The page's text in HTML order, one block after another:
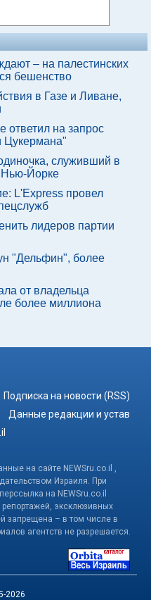
– на палестинских
бешенство
в Газе и Ливане,
ответил на запрос
Цукермана"
служивший в
Нью-Йорке
L'Express провел
лидеров партии
"Дельфин", более
от владельца
более миллиона
Подписка на новости (RSS)
Данные редакции и устав
на сайте NEWSru.co.il ,
Израиля. При
на NEWSru.co.il
репортажей, эксклюзивных
запрещена – в том числе в
агентств не разрешается.
2026